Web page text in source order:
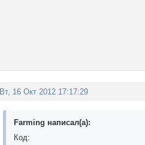
Вт, 16 Окт 2012 17:17:29
Farming написал(а):
Код: